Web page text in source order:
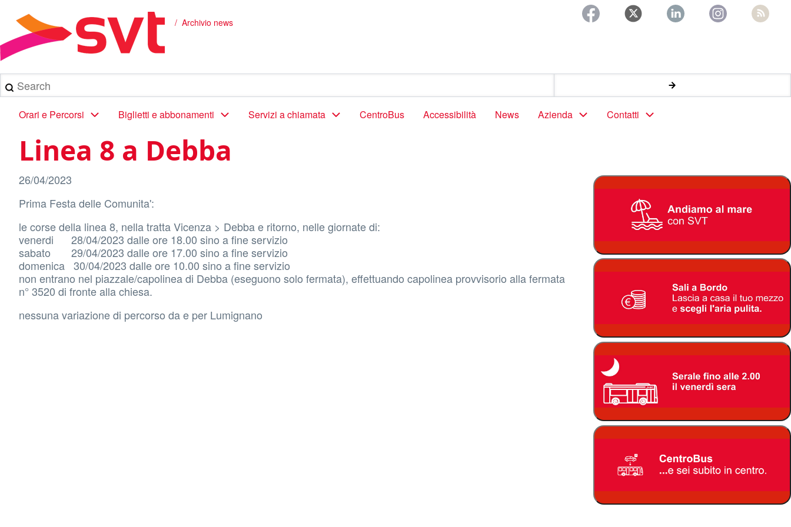
contenuto
principale
Briciole
di
pane
Archivio news
Search
Main
navigation
Orari e Percorsi Biglietti e abbonamenti Servizi a chiamata CentroBus Accessibilità News Azienda Contatti
Linea 8 a Debba
26/04/2023
Prima Festa delle Comunita':
le corse della linea 8, nella tratta Vicenza > Debba e ritorno, nelle giornate di:
venerdi 28/04/2023 dalle ore 18.00 sino a fine servizio
sabato 29/04/2023 dalle ore 17.00 sino a fine servizio
domenica 30/04/2023 dalle ore 10.00 sino a fine servizio
non entrano nel piazzale/capolinea di Debba (eseguono solo fermata), effettuando capolinea provvisorio alla fermata
n° 3520 di fronte alla chiesa.
nessuna variazione di percorso da e per Lumignano